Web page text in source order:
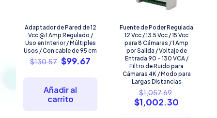
Adaptador de Pared de 12
Vcc @ 1 Amp Regulado /
Uso en Interior / Múltiples
Usos / Con cable de 95 cm
$130.57 El
precio
era:
$130.57.
$99.67
Añadir al
carrito
Fuente de Poder Regulada
12 Vcc / 13.5 Vcc / 15 Vcc
para 8 Cámaras / 1 Amp
por Salida / Voltaje de
Entrada 90 – 130 VCA /
Filtro de Ruido para
Cámaras 4K / Modo para
Largas Distancias
$1,057.69
precio
original
$1,002.30